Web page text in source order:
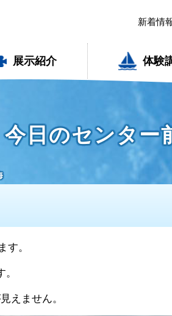
新着情
展示紹介 体験
今日のセンター
す。
えません。